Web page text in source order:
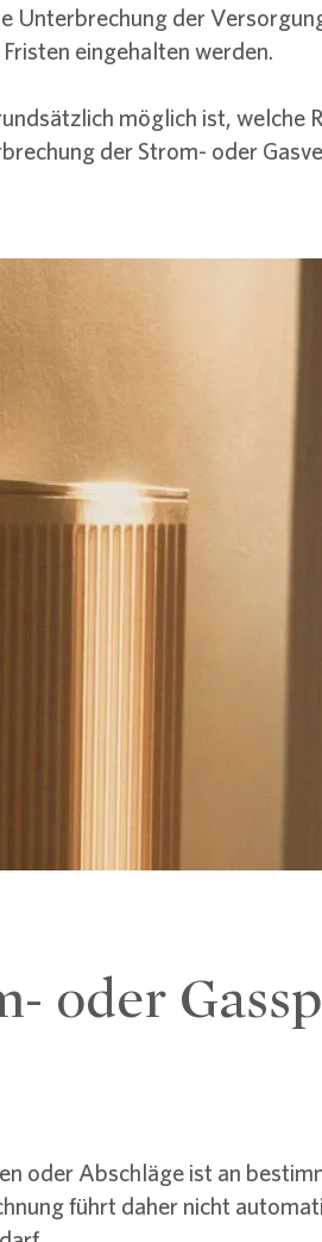
Unterbrechung der
eingehalten werden.
möglich ist, welche
der Strom- oder
oder
oder Abschläge ist an
führt daher nicht